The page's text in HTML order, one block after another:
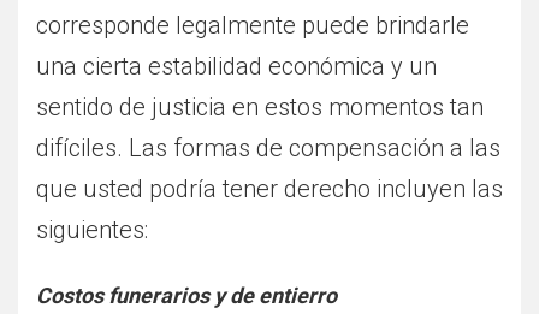
corresponde legalmente puede brindarle
una cierta estabilidad económica y un
sentido de justicia en estos momentos tan
difíciles. Las formas de compensación a las
que usted podría tener derecho incluyen las
siguientes:
Costos funerarios y de entierro